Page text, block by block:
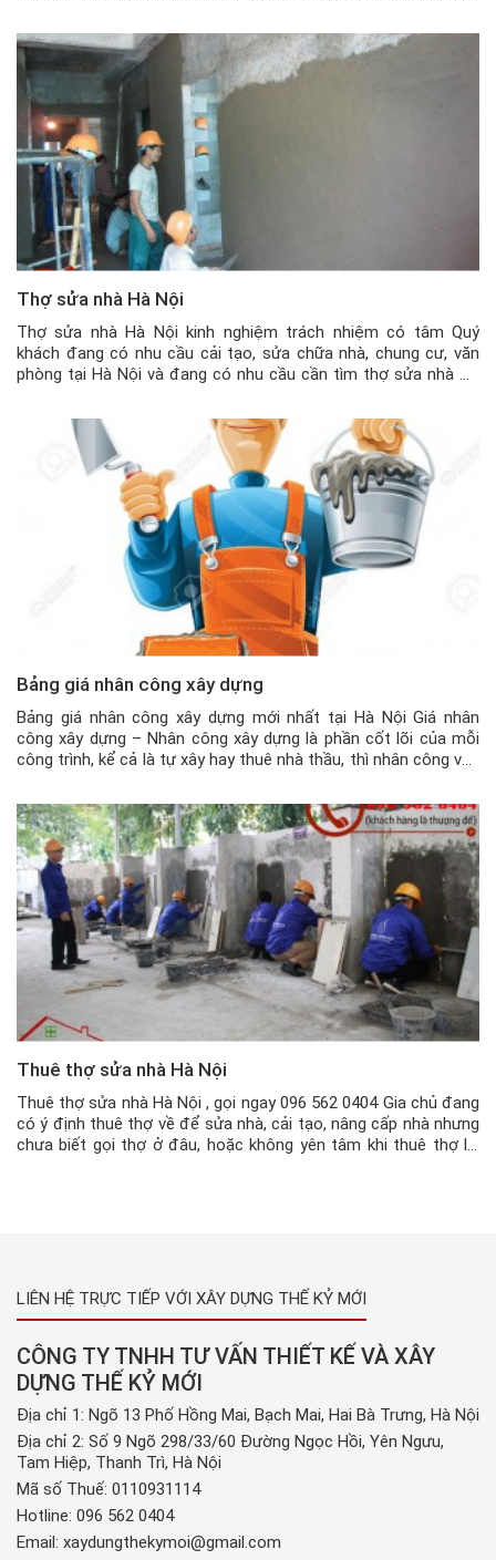
Thợ sửa nhà Hà Nội
Thợ sửa nhà Hà Nội kinh nghiệm trách nhiệm có tâm Quý
khách đang có nhu cầu cải tạo, sửa chữa nhà, chung cư, văn
phòng tại Hà Nội và đang có nhu cầu cần tìm thợ sửa nhà Hà
Bảng giá nhân công xây dựng
Bảng giá nhân công xây dựng mới nhất tại Hà Nội Giá nhân
công xây dựng – Nhân công xây dựng là phần cốt lõi của mỗi
công trình, kể cả là tự xây hay thuê nhà thầu, thì nhân công vẫn
Thuê thợ sửa nhà Hà Nội
Thuê thợ sửa nhà Hà Nội , gọi ngay 096 562 0404 Gia chủ đang
có ý định thuê thợ về để sửa nhà, cải tạo, nâng cấp nhà nhưng
chưa biết gọi thợ ở đâu, hoặc không yên tâm khi thuê thợ lẻ,
LIÊN HỆ TRỰC TIẾP VỚI XÂY DỰNG THẾ KỶ MỚI
CÔNG TY TNHH TƯ VẤN THIẾT KẾ VÀ XÂY
DỰNG THẾ KỶ MỚI
Địa chỉ 1: Ngõ 13 Phố Hồng Mai, Bạch Mai, Hai Bà Trưng, Hà Nội
Địa chỉ 2: Số 9 Ngõ 298/33/60 Đường Ngọc Hồi, Yên Ngưu,
Tam Hiệp, Thanh Trì, Hà Nội
Mã số Thuế: 0110931114
Hotline: 096 562 0404
Email: xaydungthekymoi@gmail.com